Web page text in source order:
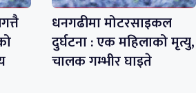
धनगढीमा मोटरसाइकल
दुर्घटना : एक महिलाको मृत्यु,
चालक गम्भीर घाइते